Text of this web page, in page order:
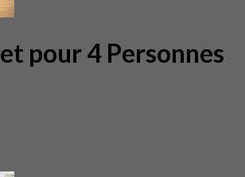
pour 4 Personnes